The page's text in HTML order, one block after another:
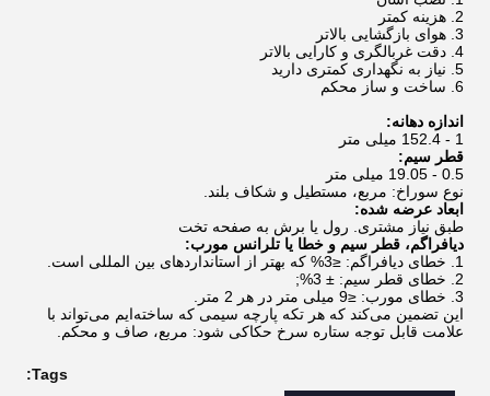
2. هزینه کمتر
3. هوای بازگشایی بالاتر
4. دقت غربالگری و کارایی بالاتر
5. نیاز به نگهداری کمتری دارید
6. ساخت و ساز محکم
اندازه دهانه:
1 - 152.4 میلی متر
قطر سیم:
0.5 - 19.05 میلی متر
نوع سوراخ: مربع، مستطیل و شکاف بلند.
ابعاد عرضه شده:
طبق نیاز مشتری. رول یا برش به صفحه تخت
دیافراگم، قطر سیم و خطا یا تلرانس مورب:
1. خطای دیافراگم: ≤3% که بهتر از استانداردهای بین المللی است.
2. خطای قطر سیم: ± 3%;
3. خطای مورب: ≤9 میلی متر در هر 2 متر.
این تضمین می‌کند که هر تکه پارچه سیمی که ساخته‌ایم می‌تواند با
علامت قابل توجه ستاره سرخ حکاکی شود: مربع، صاف و محکم.
Tags: